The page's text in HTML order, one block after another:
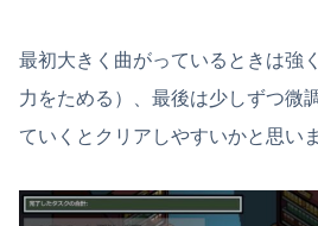
最初大きく曲がっているときは強
力をためる）、最後は少しずつ微
ていくとクリアしやすいかと思いま